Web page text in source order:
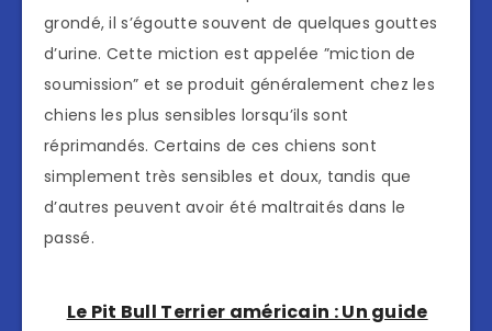
grondé, il s’égoutte souvent de quelques gouttes
d’urine. Cette miction est appelée ”miction de
soumission” et se produit généralement chez les
chiens les plus sensibles lorsqu’ils sont
réprimandés. Certains de ces chiens sont
simplement très sensibles et doux, tandis que
d’autres peuvent avoir été maltraités dans le
passé.
Le Pit Bull Terrier américain : Un guide